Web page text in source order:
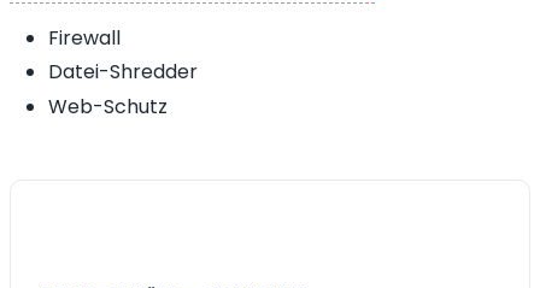
Firewall
Datei-Shredder
Web-Schutz